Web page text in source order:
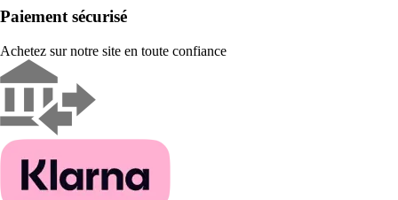
Paiement sécurisé
Achetez sur notre site en toute confiance